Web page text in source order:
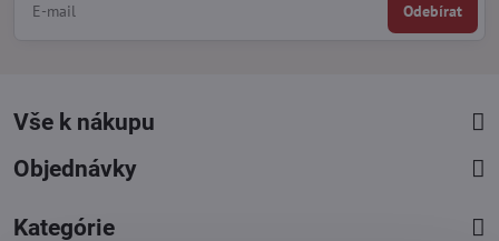
Odebírat
Vše k nákupu
Objednávky
Kategórie